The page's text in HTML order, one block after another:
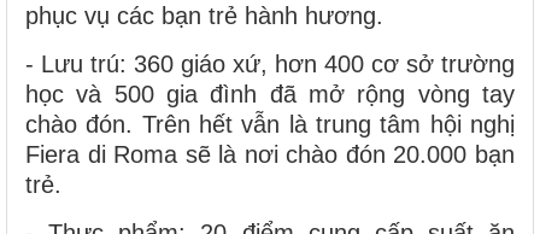
phục vụ các bạn trẻ hành hương.
- Lưu trú: 360 giáo xứ, hơn 400 cơ sở trường
học và 500 gia đình đã mở rộng vòng tay
chào đón. Trên hết vẫn là trung tâm hội nghị
Fiera di Roma sẽ là nơi chào đón 20.000 bạn
trẻ.